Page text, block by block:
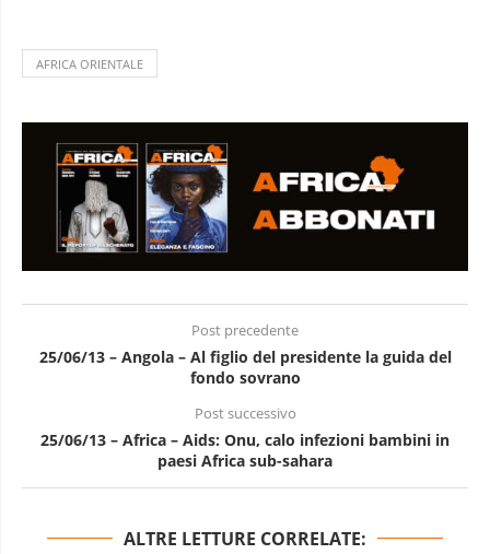
AFRICA ORIENTALE
Post precedente
25/06/13 – Angola – Al figlio del presidente la guida del
fondo sovrano
Post successivo
25/06/13 – Africa – Aids: Onu, calo infezioni bambini in
paesi Africa sub-sahara
ALTRE LETTURE CORRELATE: